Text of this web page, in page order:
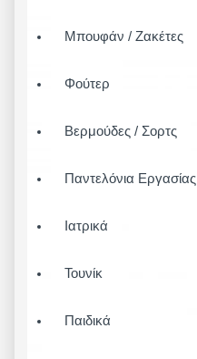
Μπουφάν / Ζακέτες
Φούτερ
Βερμούδες / Σορτς
Παντελόνια Εργασίας
Ιατρικά
Τουνίκ
Παιδικά